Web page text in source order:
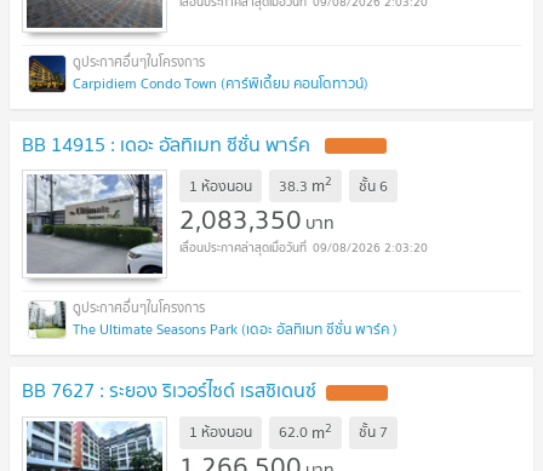
Carpidiem Condo Town (คาร์พิเดี้ยม คอนโดทาวน์)
BB 14915 : เดอะ อัลทิเมท ซีซั่น พาร์ค
1 ห้องนอน 38.3 m2 ชั้น6
2,083,350 บาท
09/08/2026 2:03:20
The Ultimate Seasons Park (เดอะ อัลทิเมท ซีซั่น พาร์ค )
BB 7627 : ระยอง ริเวอร์ไซด์ เรสซิเดนซ์
1 ห้องนอน 62.0 m2 ชั้น 7